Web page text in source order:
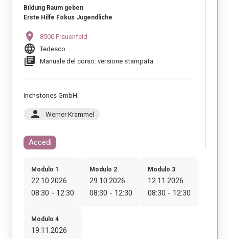
Bildung Raum geben
Erste Hilfe Fokus Jugendliche
location_on 8500 Frauenfeld
language Tedesco
library_books Manuale del corso: versione stampata
Inchstones GmbH
person Werner Krammel
Accedi
Modulo 1
22.10.2026
08:30 - 12:30
Modulo 2
29.10.2026
08:30 - 12:30
Modulo 3
12.11.2026
08:30 - 12:30
Modulo 4
19.11.2026